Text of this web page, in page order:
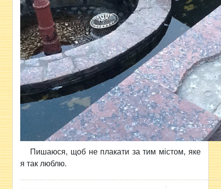
Пишаюся, щоб не плакати за тим містом, яке
я так люблю.